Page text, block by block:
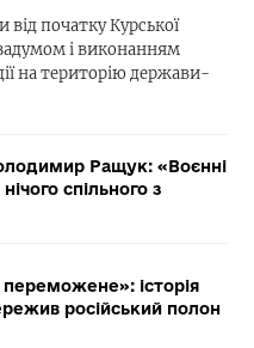
початку Курської
і виконанням
на територію держави-
Ращук: «Воєнні
спільного з
історія
російський полон